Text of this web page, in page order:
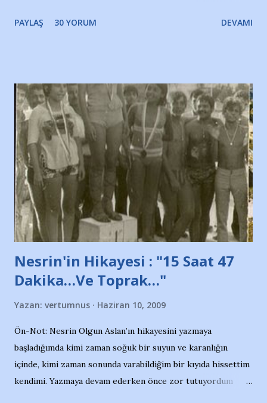
irkildim.. "Bursasporlu taraftarlar, İstanbul takımlarının
ve ürünlerini Bursa şehrinde görmek istemediklerini bir
protesto eylemiyle açıkladıklarını bildiriyordu.. Bu grup
adına açıklama yapan şahsı muhterem(!) ''Açık ve net olarak
söylüyoruz. Bu son uyarımızdır. Bunun yanısıra, bu takımlara
ait tanıtıcı ilanların asılmasına izin veren Bursa Büyükşehir
Belediyesi ile mağazaların bulunduğu alışveriş merkezlerini
de kınıyoruz'' diye de eklemiş .. Blogumuzda okuduğum bu
yazının hemen ardından bu habe...
PAYLAŞ 30 YORUM DEVAMI
Nesrin'in Hikayesi : "15 Saat 47
Dakika…Ve Toprak…"
Yazan: vertumnus Haziran 10, 2009
Ön-Not: Nesrin Olgun Aslan’ın hikayesini yazmaya
başladığımda kimi zaman soğuk bir suyun ve karanlığın
içinde, kimi zaman sonunda varabildiğim bir kıyıda hissettim
kendimi. Yazmaya devam ederken önce zor tutuyordum